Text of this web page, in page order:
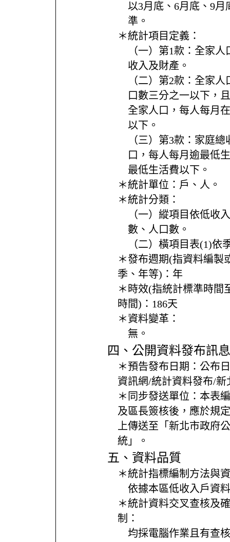
以3月底、6月底、9月
準。
＊統計項目定義：
（一）第1款：全家
收入及財產。
（二）第2款：全家
口數三分之一以下，
全家人口，每人每月
以下。
（三）第3款：家庭
口，每人每月逾最低
最低生活費以下。
＊統計單位： 戶、人。
＊統計分類：
（一）縱項目依低收
數、人口數。
（二）橫項目表(1)依
＊發布週期(指資料編製
季、年等)： 年
＊時效(指統計標準時間
時間)： 186天
＊資料變革：
無。
四、公開資料發布訊息
＊預告發布日期： 公布
資訊網/統計資料發布/
＊同步發送單位： 本表
及區長簽核後，應於規
上傳送至「新北市政府
統」。
五、資料品質
＊統計指標編制方法與
依據本區低收入戶資
＊統計資料交叉查核及
制：
均採電腦作業且有查